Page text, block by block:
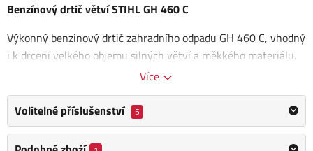
Benzínový drtič větví STIHL GH 460 C
Výkonný benzinový drtič zahradního odpadu GH 460 C, vhodný
i k drcení velkého objemu silných větví a měkkého materiálu.
Díky velké násypce ale rychle zpracuje i velké objemy měkkého
sendvičovým nožovým ústrojím a bezpečnostním spínačem
„One Click/One Turn“.
Více
Volitelné příslušenství 5